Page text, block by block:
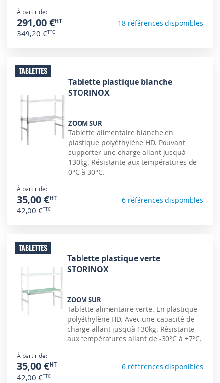
À partir de
291,00 €
349,20 €
18 références disponibles
TABLETTES
Tablette plastique blanche
STORINOX
ZOOM SUR
Tablette alimentaire blanche en
plastique polyéthylène HD. Pouvant
supporter une charge allant jusquà
130kg. Résistante aux températures de
0°C à 30°C.
À partir de
35,00 €
42,00 €
6 références disponibles
TABLETTES
Tablette plastique verte
STORINOX
ZOOM SUR
Tablette alimentaire verte. En plastique
polyéthylène HD. Avec une capacité de
charge allant jusquà 130kg. Résistante
aux températures allant de -30°C à +7°C.
À partir de
35,00 €
42,00 €
6 références disponibles